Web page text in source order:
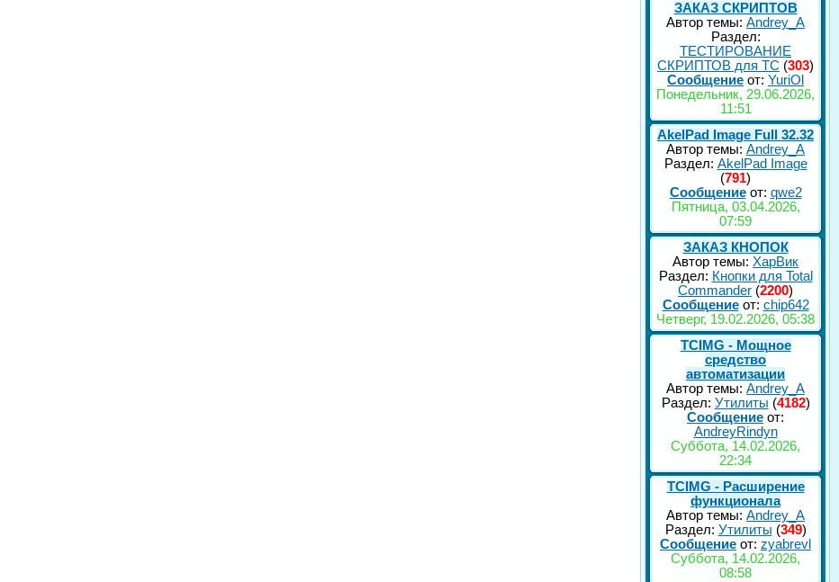
ЗАКАЗ СКРИПТОВ
Автор темы: Andrey_A
Раздел:
ТЕСТИРОВАНИЕ
СКРИПТОВ для TC (303)
Сообщение от: YuriOl
Понедельник, 29.06.2026,
11:51
AkelPad Image Full 32.32
Автор темы: Andrey_A
Раздел: AkelPad Image
(791)
Сообщениеот: qwe2
Пятница, 03.04.2026,
07:59
ЗАКАЗ КНОПОК
Автор темы: ХарВик
Раздел: Кнопки для Total
Commander (2200)
Сообщениеот: chip642
Четверг, 19.02.2026, 05:38
TCIMG - Мощное
средство
автоматизации
Автор темы: Andrey_A
Раздел: Утилиты (4182)
Сообщение от:
AndreyRindyn
Суббота, 14.02.2026,
22:34
TCIMG - Расширение
функционала
Автор темы: Andrey_A
Раздел: Утилиты (349)
Сообщение от: zyabrevl
Суббота, 14.02.2026,
08:58